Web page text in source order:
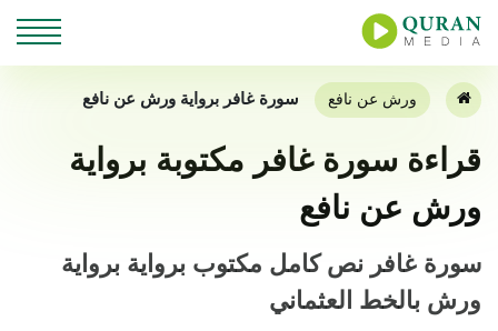
ورش عن نافع سورة غافر برواية ورش عن نافع
قراءة سورة غافر مكتوبة برواية
ورش عن نافع
سورة غافر نص كامل مكتوب برواية برواية
ورش بالخط العثماني